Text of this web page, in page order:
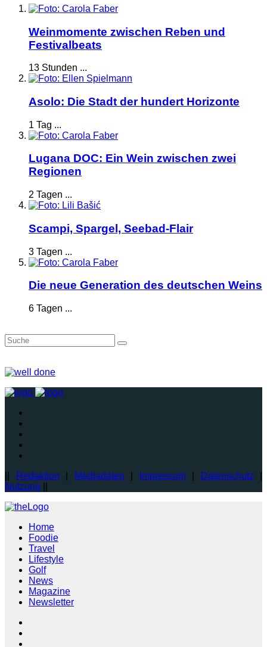
Weinmomente zwischen Reben und
Festivalbeats
13 Stunden ...
Asolo: Die Stadt der hundert Horizonte
1 Tag ...
Lugana DOC: Ein Wein zwischen zwei
Regionen
2 Tagen ...
Scampi, Spargel, Seebad-Flair
3 Tagen ...
Die neue Generation des deutschen Weins
6 Tagen ...
Redaktion Mediadaten Impressum| Datenschutz
Nutzung
Home
Foodie
Travel
Lifestyle
Golf
News
Magazine
Newsletter